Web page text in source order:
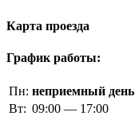
Карта проезда
График работы:
Пн: неприемный день
Вт: 09:00 — 17:00